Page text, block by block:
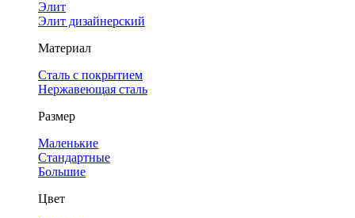
Элит
Элит дизайнерский
Материал
Сталь с покрытием
Нержавеющая сталь
Размер
Маленькие
Стандартные
Большие
Цвет